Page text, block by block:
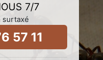
7/7
surtaxé
57 11